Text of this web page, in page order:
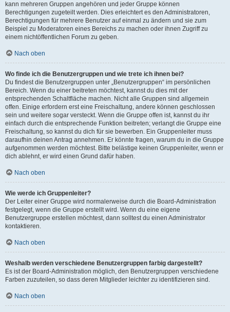
kann mehreren Gruppen angehören und jeder Gruppe können
Berechtigungen zugeteilt werden. Dies erleichtert es den Administratoren,
Berechtigungen für mehrere Benutzer auf einmal zu ändern und sie zum
Beispiel zu Moderatoren eines Bereichs zu machen oder ihnen Zugriff zu
einem nichtöffentlichen Forum zu geben.
Nach oben
Wo finde ich die Benutzergruppen und wie trete ich ihnen bei?
Du findest die Benutzergruppen unter „Benutzergruppen“ im persönlichen
Bereich. Wenn du einer beitreten möchtest, kannst du dies mit der
entsprechenden Schaltfläche machen. Nicht alle Gruppen sind allgemein
offen. Einige erfordern erst eine Freischaltung, andere können geschlossen
sein und weitere sogar versteckt. Wenn die Gruppe offen ist, kannst du ihr
einfach durch die entsprechende Funktion beitreten; verlangt die Gruppe eine
Freischaltung, so kannst du dich für sie bewerben. Ein Gruppenleiter muss
daraufhin deinen Antrag annehmen. Er könnte fragen, warum du in die Gruppe
aufgenommen werden möchtest. Bitte belästige keinen Gruppenleiter, wenn er
dich ablehnt, er wird einen Grund dafür haben.
Nach oben
Wie werde ich Gruppenleiter?
Der Leiter einer Gruppe wird normalerweise durch die Board-Administration
festgelegt, wenn die Gruppe erstellt wird. Wenn du eine eigene
Benutzergruppe erstellen möchtest, dann solltest du einen Administrator
kontaktieren.
Nach oben
Weshalb werden verschiedene Benutzergruppen farbig dargestellt?
Es ist der Board-Administration möglich, den Benutzergruppen verschiedene
Farben zuzuteilen, so dass deren Mitglieder leichter zu identifizieren sind.
Nach oben